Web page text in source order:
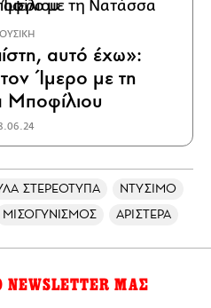
αυτό έχω»:
Ίμερο με τη
ΣΤΕΡΕΟΤΥΠΑ
ΝΤΥΣΙΜΟ
ΜΙΣΟΓΥΝΙΣΜΟΣ ΑΡΙΣΤΕΡΑ
ΜΑΣ